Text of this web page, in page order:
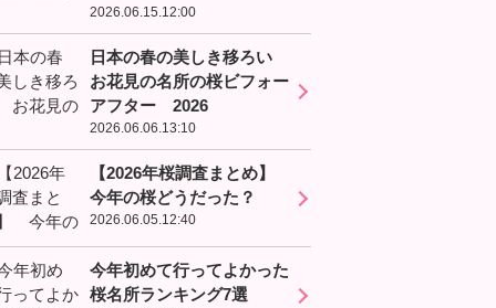
2026.06.15.12:00
日本の春の美しき移ろい
お花見の名所の桜ビフォー
アフター 2026
2026.06.06.13:10
【2026年桜調査まとめ】
今年の桜どうだった？
2026.06.05.12:40
今年初めて行ってよかった
桜名所ランキング7選